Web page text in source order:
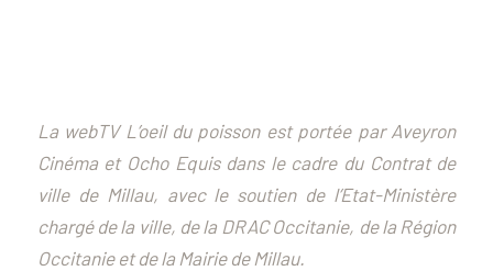
La webTV L’oeil du poisson est portée par Aveyron
Cinéma et Ocho Equis dans le cadre du Contrat de
ville de Millau, avec le soutien de l’Etat-Ministère
chargé de la ville, de la DRAC Occitanie, de la Région
Occitanie et de la Mairie de Millau.